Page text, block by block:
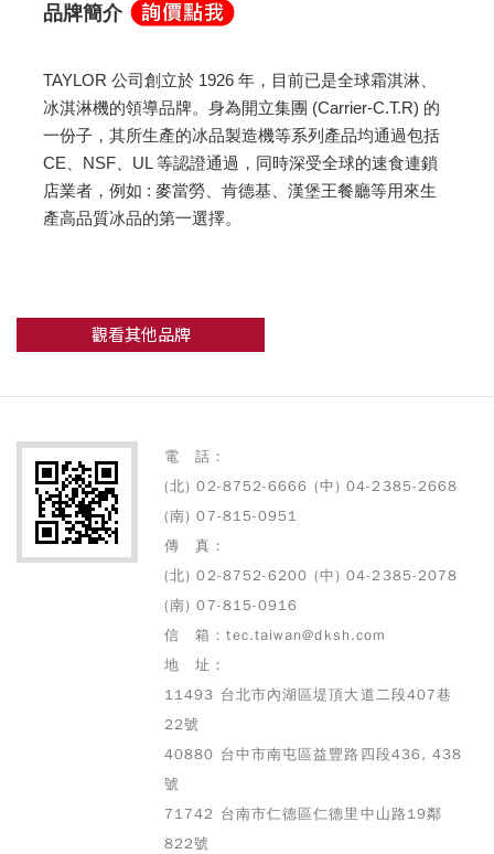
品牌簡介
TAYLOR 公司創立於 1926 年，目前已是全球霜淇淋、
冰淇淋機的領導品牌。身為開立集團 (Carrier-C.T.R) 的
一份子，其所生產的冰品製造機等系列產品均通過包括
CE、NSF、UL 等認證通過，同時深受全球的速食連鎖
店業者，例如 : 麥當勞、肯德基、漢堡王餐廳等用來生
產高品質冰品的第一選擇。
觀看其他品牌
電 話：
(北) 02-8752-6666 (中) 04-2385-2668
(南) 07-815-0951
傳 真：
(北) 02-8752-6200 (中) 04-2385-2078
(南) 07-815-0916
信 箱：tec.taiwan@dksh.com
地 址：
11493 台北市內湖區堤頂大道二段407巷
22號
40880 台中市南屯區益豐路四段436, 438
號
71742 台南市仁德區仁德里中山路19鄰
822號